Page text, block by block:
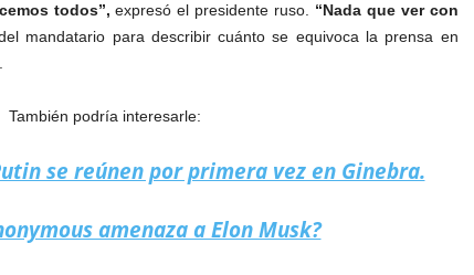
todos”, expresó el presidente ruso. “Nada que ver con
mandatario para describir cuánto se equivoca la prensa en
También podría interesarle:
se reúnen por primera vez en Ginebra.
amenaza a Elon Musk?